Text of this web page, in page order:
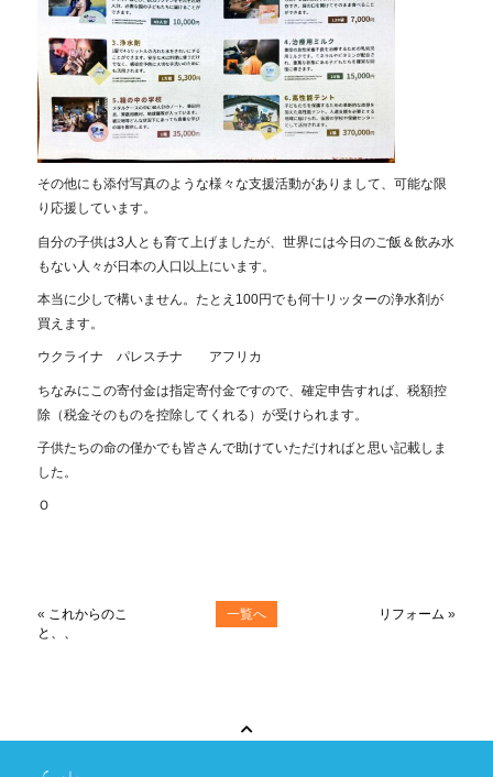
その他にも添付写真のような様々な支援活動がありまして、可能な限
り応援しています。
自分の子供は3人とも育て上げましたが、世界には今日のご飯＆飲み水
もない人々が日本の人口以上にいます。
本当に少しで構いません。たとえ100円でも何十リッターの浄水剤が
買えます。
ウクライナ パレスチナ アフリカ
ちなみにこの寄付金は指定寄付金ですので、確定申告すれば、税額控
除（税金そのものを控除してくれる）が受けられます。
子供たちの命の僅かでも皆さんで助けていただければと思い記載しま
した。
Ｏ
« これからのこ
と、、
一覧へ リフォーム »